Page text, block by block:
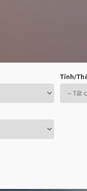
Tỉnh/